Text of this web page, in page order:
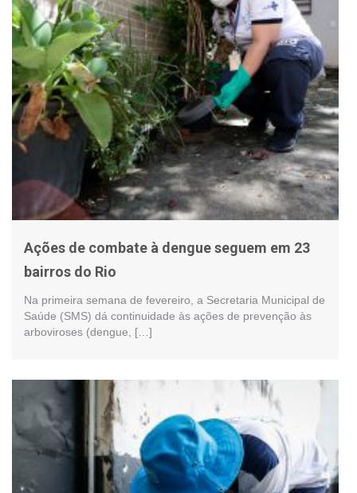
Ações de combate à dengue seguem em 23
bairros do Rio
Na primeira semana de fevereiro, a Secretaria Municipal de
Saúde (SMS) dá continuidade às ações de prevenção às
arboviroses (dengue, […]